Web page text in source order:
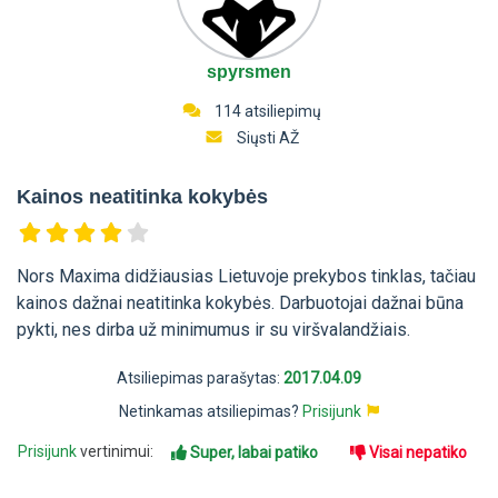
spyrsmen
114 atsiliepimų
Siųsti AŽ
Kainos neatitinka kokybės
Nors Maxima didžiausias Lietuvoje prekybos tinklas, tačiau
kainos dažnai neatitinka kokybės. Darbuotojai dažnai būna
pykti, nes dirba už minimumus ir su viršvalandžiais.
Atsiliepimas parašytas: 2017.04.09
Netinkamas atsiliepimas? Prisijunk
Prisijunkvertinimui: Super, labai patiko Visai nepatiko